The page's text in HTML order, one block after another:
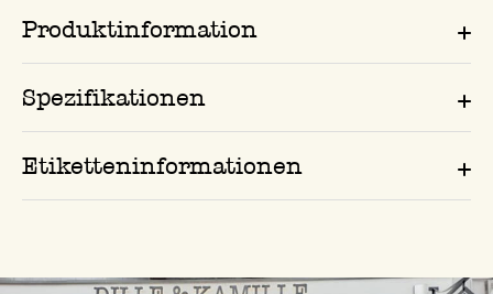
Produktinformation
Spezifikationen
Etiketteninformationen